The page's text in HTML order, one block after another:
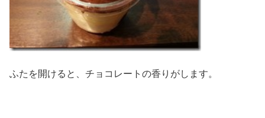
ふたを開けると、チョコレートの香りがします。